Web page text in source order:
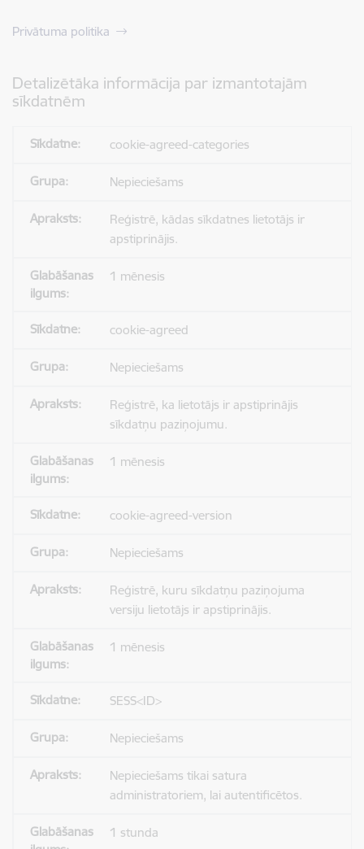
Privātuma politika
Detalizētāka informācija par izmantotajām
sīkdatnēm
cookie-agreed-categories
Nepieciešams
Reģistrē, kādas sīkdatnes lietotājs ir
apstiprinājis.
1 mēnesis
cookie-agreed
Nepieciešams
Reģistrē, ka lietotājs ir apstiprinājis
sīkdatņu paziņojumu.
1 mēnesis
cookie-agreed-version
Nepieciešams
Reģistrē, kuru sīkdatņu paziņojuma
versiju lietotājs ir apstiprinājis.
1 mēnesis
SESS<ID>
Nepieciešams
Nepieciešams tikai satura
administratoriem, lai autentificētos.
1 stunda